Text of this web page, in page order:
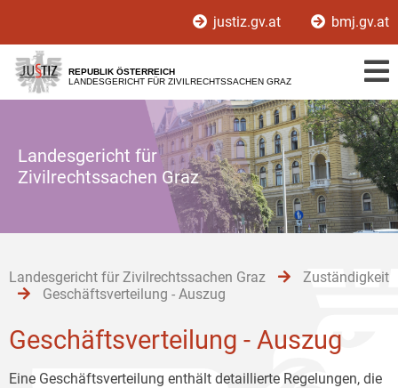
[1]
[2]
[3]
justiz.gv.at bmj.gv.at
REPUBLIK ÖSTERREICH
LANDESGERICHT FÜR ZIVILRECHTSSACHEN GRAZ
Landesgericht für
Zivilrechtssachen Graz
Landesgericht für Zivilrechtssachen Graz
Zuständigkeit
Geschäftsverteilung - Auszug
Geschäftsverteilung - Auszug
Eine Geschäftsverteilung enthält detaillierte Regelungen, die